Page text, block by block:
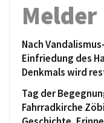
Melder
Nach
Einfriedung des
Denkmals wird
Tag der
Fahrradkirche